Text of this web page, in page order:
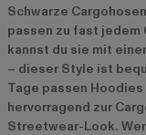
Schwarze
passen zu fast
kannst du sie mit
– dieser Style ist
Tage passen
hervorragend zur
Streetwear-Look.